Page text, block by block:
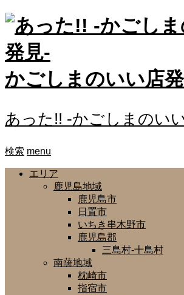
かごしまのいい店
あった!! -かごしまのい
検索 menu
エリア
鹿児島地域
鹿児島市
日置市
いちき串木野市
鹿児島郡
三島村-十島村
南薩地域
枕崎市
指宿市